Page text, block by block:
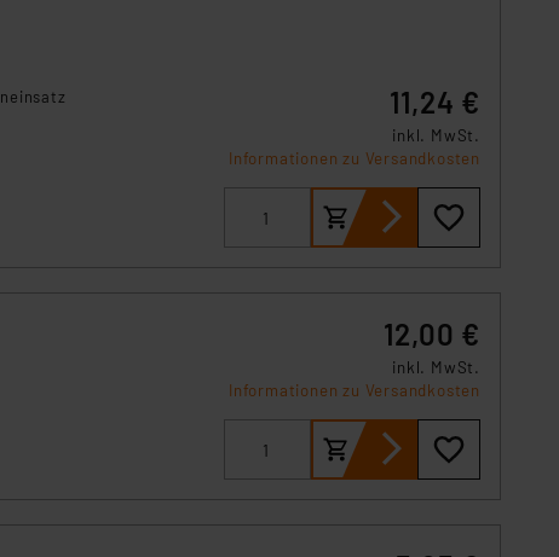
der Datenschutzerklärung.
Land mit unzureichendem
personenbezogene
Europäer bestehen.
Art der übermittelten
11,24 €
inkl. MwSt.
Informationen zu Versandkosten
12,00 €
inkl. MwSt.
Informationen zu Versandkosten